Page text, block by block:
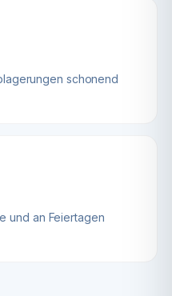
schonend
und an Feiertagen